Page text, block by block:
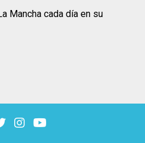
Mancha cada día en su